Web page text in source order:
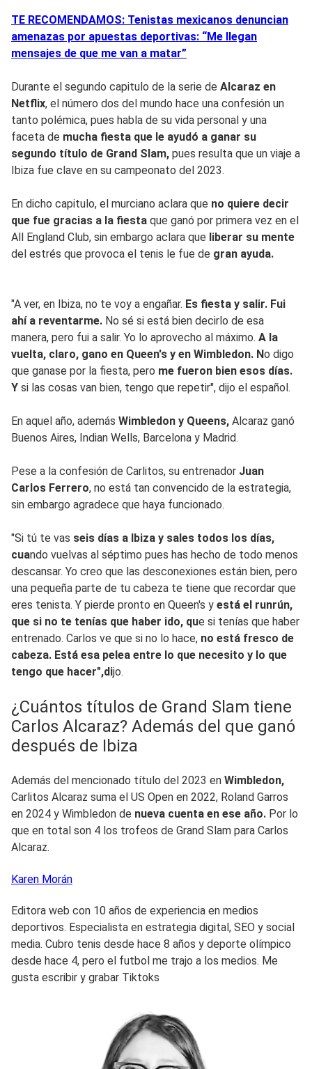
TE RECOMENDAMOS: Tenistas mexicanos denuncian
amenazas por apuestas deportivas: “Me llegan
mensajes de que me van a matar”
Durante el segundo capitulo de la serie de Alcaraz en
Netflix, el número dos del mundo hace una confesión un
tanto polémica, pues habla de su vida personal y una
faceta de mucha fiesta que le ayudó a ganar su
segundo título de Grand Slam, pues resulta que un viaje a
Ibiza fue clave en su campeonato del 2023.
En dicho capitulo, el murciano aclara que no quiere decir
que fue gracias a la fiesta que ganó por primera vez en el
All England Club, sin embargo aclara que liberar su mente
del estrés que provoca el tenis le fue de gran ayuda.
"A ver, en Ibiza, no te voy a engañar. Es fiesta y salir. Fui
ahí a reventarme. No sé si está bien decirlo de esa
manera, pero fui a salir. Yo lo aprovecho al máximo. A la
vuelta, claro, gano en Queen's y en Wimbledon. No digo
que ganase por la fiesta, pero me fueron bien esos días.
Y si las cosas van bien, tengo que repetir", dijo el español.
En aquel año, además Wimbledon y Queens, Alcaraz ganó
Buenos Aires, Indian Wells, Barcelona y Madrid.
Pese a la confesión de Carlitos, su entrenador Juan
Carlos Ferrero, no está tan convencido de la estrategia,
sin embargo agradece que haya funcionado.
"Si tú te vas seis días a Ibiza y sales todos los días,
cuando vuelvas al séptimo pues has hecho de todo menos
descansar. Yo creo que las desconexiones están bien, pero
una pequeña parte de tu cabeza te tiene que recordar que
eres tenista. Y pierde pronto en Queen's y está el runrún,
que si no te tenías que haber ido, que si tenías que haber
entrenado. Carlos ve que si no lo hace, no está fresco de
cabeza. Está esa pelea entre lo que necesito y lo que
tengo que hacer",dijo.
¿Cuántos títulos de Grand Slam tiene
Carlos Alcaraz? Además del que ganó
después de Ibiza
Además del mencionado título del 2023 en Wimbledon,
Carlitos Alcaraz suma el US Open en 2022, Roland Garros
en 2024 y Wimbledon de nueva cuenta en ese año. Por lo
que en total son 4 los trofeos de Grand Slam para Carlos
Alcaraz.
Karen Morán
Editora web con 10 años de experiencia en medios
deportivos. Especialista en estrategia digital, SEO y social
media. Cubro tenis desde hace 8 años y deporte olímpico
desde hace 4, pero el futbol me trajo a los medios. Me
gusta escribir y grabar Tiktoks